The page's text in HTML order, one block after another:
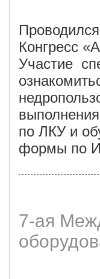
Конгресс
Участие
по ЛКУ и
формы по
7-ая